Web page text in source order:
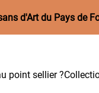
d'Art du Pays de
point sellier ?